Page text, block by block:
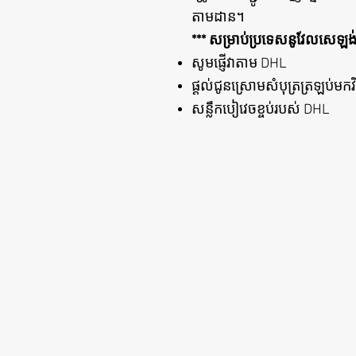
តាមដាន។
*** សម្រាប់ប្រទេសនូវែលសេឡង់
សូមផ្ញើវាតាម DHL
ផ្តល់ជូនស្រោមសំបុត្រត្រឡប់មក
សន្លឹកបៀវេចខ្ចប់របស់ DHL